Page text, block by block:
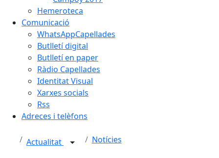
Hemeroteca
Comunicació
WhatsAppCapellades
Butlletí digital
Butlletí en paper
Ràdio Capellades
Identitat Visual
Xarxes socials
Rss
Adreces i telèfons
Actualitat Notícies